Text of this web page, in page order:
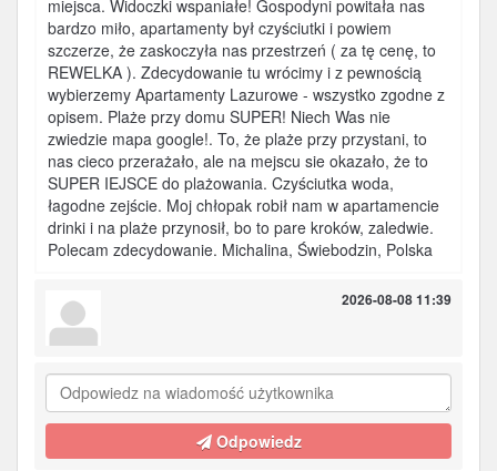
miejsca. Widoczki wspaniałe! Gospodyni powitała nas
bardzo miło, apartamenty był czyściutki i powiem
szczerze, że zaskoczyła nas przestrzeń ( za tę cenę, to
REWELKA ). Zdecydowanie tu wrócimy i z pewnością
wybierzemy Apartamenty Lazurowe - wszystko zgodne z
opisem. Plaże przy domu SUPER! Niech Was nie
zwiedzie mapa google!. To, że plaże przy przystani, to
nas cieco przerażało, ale na mejscu sie okazało, że to
SUPER IEJSCE do plażowania. Czyściutka woda,
łagodne zejście. Moj chłopak robił nam w apartamencie
drinki i na plaże przynosił, bo to pare kroków, zaledwie.
Polecam zdecydowanie. Michalina, Świebodzin, Polska
2026-08-08 11:39
Odpowiedz